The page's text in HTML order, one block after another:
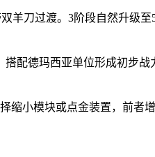
刀过渡。3阶段自然升级
配德玛西亚单位形成初步
小模块或点金装置，前者